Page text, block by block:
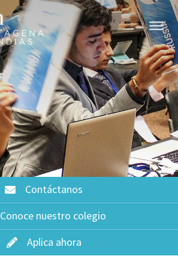
Contáctanos
Conoce nuestro colegio
Aplica ahora